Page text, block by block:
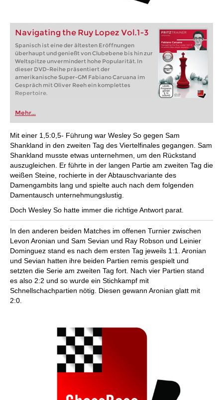
Navigating the Ruy Lopez Vol.1-3
Spanisch ist eine der ältesten Eröffnungen
überhaupt und genießt von Clubebene bis hin zur
Weltspitze unvermindert hohe Popularität. In
dieser DVD-Reihe präsentiert der
amerikanische Super-GM Fabiano Caruana im
Gespräch mit Oliver Reeh ein komplettes
Repertoire.
Mehr...
Mit einer 1,5:0,5- Führung war Wesley So gegen Sam
Shankland in den zweiten Tag des Viertelfinales gegangen. Sam
Shankland musste etwas unternehmen, um den Rückstand
auszugleichen. Er führte in der langen Partie am zweiten Tag die
weißen Steine, rochierte in der Abtauschvariante des
Damengambits lang und spielte auch nach dem folgenden
Damentausch unternehmungslustig.
Doch Wesley So hatte immer die richtige Antwort parat.
In den anderen beiden Matches im offenen Turnier zwischen
Levon Aronian und Sam Sevian und Ray Robson und Leinier
Dominguez stand es nach dem ersten Tag jeweils 1:1. Aronian
und Sevian hatten ihre beiden Partien remis gespielt und
setzten die Serie am zweiten Tag fort. Nach vier Partien stand
es also 2:2 und so wurde ein Stichkampf mit
Schnellschachpartien nötig. Diesen gewann Aronian glatt mit
2:0.